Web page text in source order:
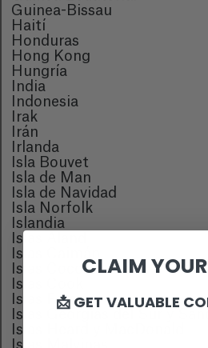
Guinea-Bissau
Haití
Honduras
Hong Kong
Hungría
India
Indonesia
Irak
Irán
Irlanda
Isla Bouvet
Isla de Man
Isla de Navidad
Isla Norfolk
Islandia
Islas Aland
Islas Caimán
Islas Cocos
Islas Cook
Islas Feroe
Islas Georgias del Sur y
Islas Heard y MacDonald
Islas Malvinas
CLAIM
📩 GET VALUABLE